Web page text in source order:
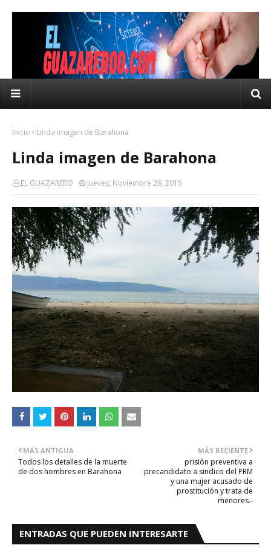
Inicio Linda imagen de Barahona
Linda imagen de Barahona
EL GUAZARERO Jueves, Noviembre 26, 2015
MÁS RECIENTE
prisión preventiva a
precandidato a sindico del PRM
y una mujer acusado de
prostitución y trata de
menores.-
MÁS ANTIGUA
Todos los detalles de la muerte
de dos hombres en Barahona
ENTRADAS QUE PUEDEN INTERESARTE